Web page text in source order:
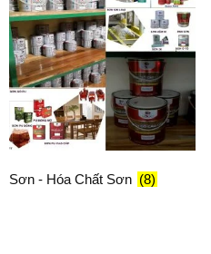
Sơn - Hóa Chất Sơn (8)